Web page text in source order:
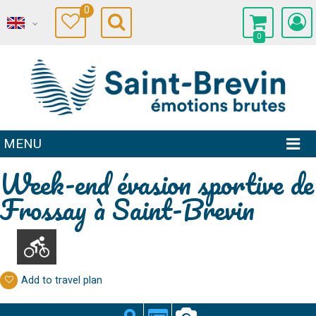
0
0
MENU
Week-end évasion sportive de
Frossay à Saint-Brevin
Add to travel plan